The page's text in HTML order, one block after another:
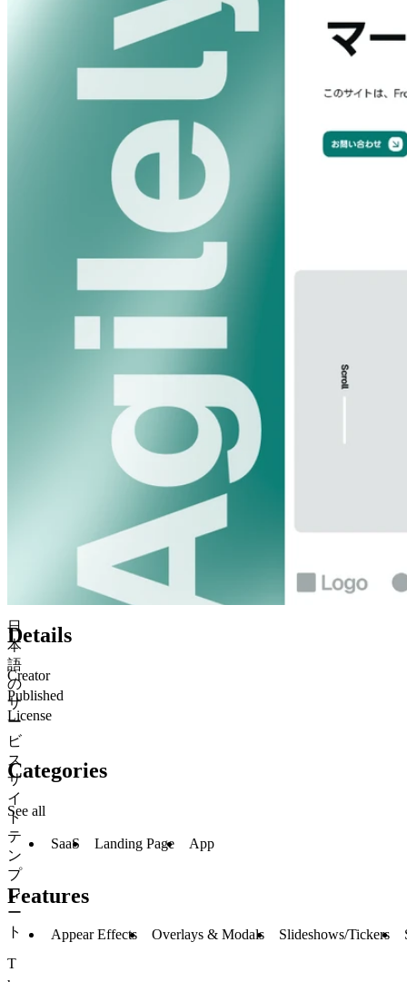
日
本
語
の
サ
ー
ビ
ス
サ
イ
ト
テ
ン
プ
レ
ー
ト
T
Details
Creator
Published
License
Categories
See all
SaaS Landing Page App
Features
Appear Effects Overlays & Modals Slideshows/Tickers